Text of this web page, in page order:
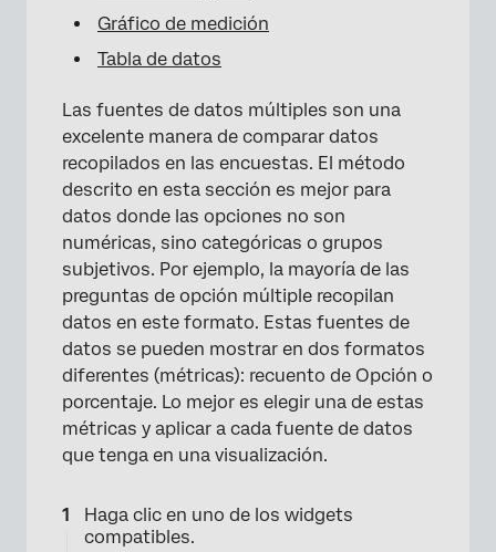
Gráfico de medición
Tabla de datos
Las fuentes de datos múltiples son una
excelente manera de comparar datos
recopilados en las encuestas. El método
descrito en esta sección es mejor para
datos donde las opciones no son
numéricas, sino categóricas o grupos
subjetivos. Por ejemplo, la mayoría de las
preguntas de opción múltiple recopilan
datos en este formato. Estas fuentes de
datos se pueden mostrar en dos formatos
diferentes (métricas): recuento de Opción o
porcentaje. Lo mejor es elegir una de estas
métricas y aplicar a cada fuente de datos
que tenga en una visualización.
Haga clic en uno de los widgets
compatibles.